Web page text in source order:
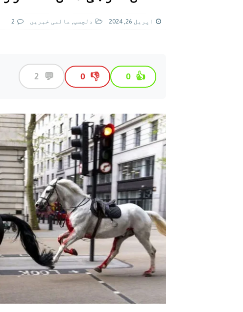
[ اگست 5, 2026 ] فیصل قریشی کا مطالبہ:
پاکستان اپریل 26, 2024 دلچسپ, عالمی خبريں 2
👍
0
👎
0
💬
2